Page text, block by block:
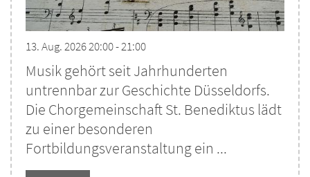
13. Aug. 2026 20:00 - 21:00
Musik gehört seit Jahrhunderten
untrennbar zur Geschichte Düsseldorfs.
Die Chorgemeinschaft St. Benediktus lädt
zu einer besonderen
Fortbildungsveranstaltung ein ...